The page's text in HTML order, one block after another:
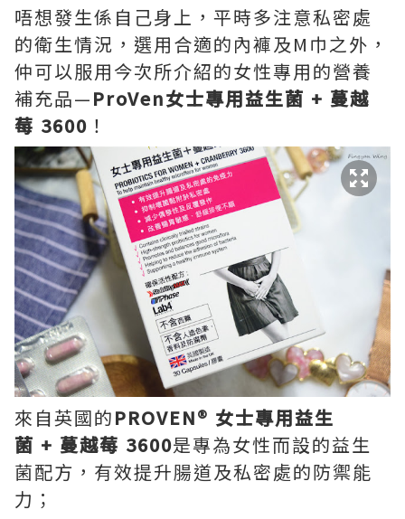
唔想發生係自己身上，平時多注意私密處
的衛生情況，選用合適的內褲及M巾之外，
仲可以服用今次所介紹的女性專用的營養
補充品—ProVen女士專用益生菌 + 蔓越
莓 3600 ！
來自英國的PROVEN® 女士專用益生
菌 + 蔓越莓 3600是專為女性而設的益生
菌配方，有效提升腸道及私密處的防禦能
力；